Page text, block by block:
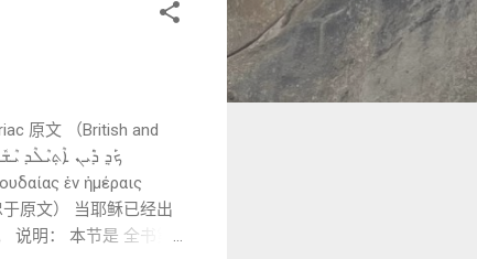
原文 （British and
原文） 当耶稣已经出
说明： 本节是 全书第